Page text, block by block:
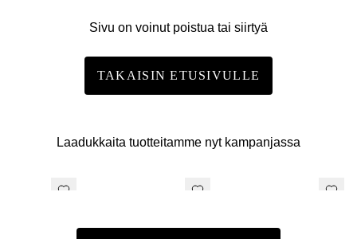
Sivu on voinut poistua tai siirtyä
TAKAISIN ETUSIVULLE
Laadukkaita tuotteitamme nyt kampanjassa